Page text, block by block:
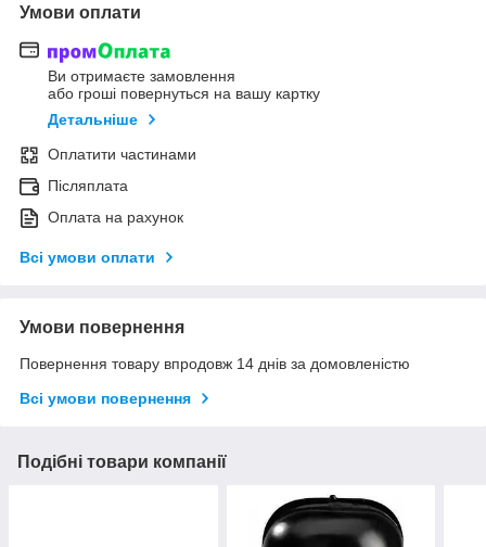
Умови оплати
Ви отримаєте замовлення
або гроші повернуться на вашу картку
Детальніше
Оплатити частинами
Післяплата
Оплата на рахунок
Всі умови оплати
Умови повернення
Повернення товару впродовж 14 днів за домовленістю
Всі умови повернення
Подібні товари компанії